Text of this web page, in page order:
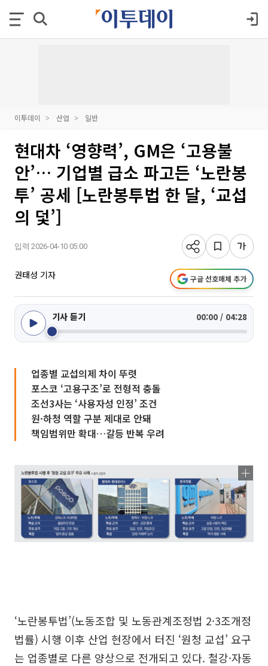
이투데이 산업 일반
현대차 ‘영향력’, GM은 ‘고용불
안’… 기업별 급소 파고든 ‘노란봉
투’ 공세 [노란봉투법 한 달, ‘교섭
의 덫’]
입력 2026-04-10 05:00
권태성 기자 구글 선호매체 추가
기사 듣기 00:00 / 04:28
업종별 교섭의제 차이 뚜렷
포스코 ‘고용구조’로 전형적 충돌
조선3사는 ‘사용자성 인정’ 조건
원·하청 역할 구분 제대로 안돼
책임범위만 확대…갈등 반복 우려
‘노란봉투법’(노동조합 및 노동관계조정법 2·3조개정
법률) 시행 이후 산업 현장에서 터진 ‘원청 교섭’ 요구
는 업종별로 다른 양상으로 전개되고 있다. 철강·자동